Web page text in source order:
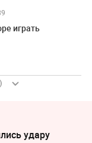
играть
удару